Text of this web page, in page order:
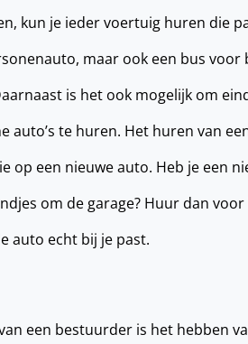
kun je ieder voertuig huren die
maar ook een bus
is het ook mogelijk om
auto’s te huren. Het huren van
op een nieuwe auto. Heb je een
om de garage? Huur dan
auto echt bij je past.
een bestuurder is het hebben